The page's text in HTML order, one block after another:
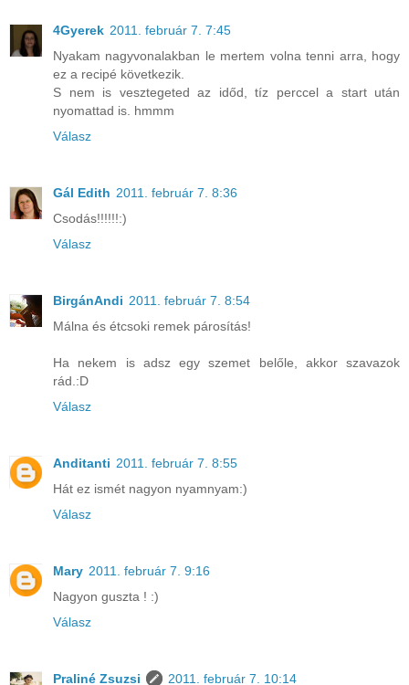
4Gyerek 2011. február 7. 7:45
Nyakam nagyvonalakban le mertem volna tenni arra, hogy
ez a recipé következik.
S nem is vesztegeted az időd, tíz perccel a start után
nyomattad is. hmmm
Válasz
Gál Edith 2011. február 7. 8:36
Csodás!!!!!!:)
Válasz
BirgánAndi 2011. február 7. 8:54
Málna és étcsoki remek párosítás!
Ha nekem is adsz egy szemet belőle, akkor szavazok
rád.:D
Válasz
Anditanti 2011. február 7. 8:55
Hát ez ismét nagyon nyamnyam:)
Válasz
Mary 2011. február 7. 9:16
Nagyon guszta ! :)
Válasz
Praliné Zsuzsi
2011. február 7. 10:14